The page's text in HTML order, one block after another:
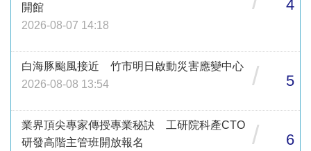
開館
2026-08-07 14:18
4
白海豚颱風接近 竹市明日啟動災害應變中心
2026-08-08 13:54
/ 5
業界頂尖專家傳授專業秘訣 工研院科產CTO
研發高階主管班開放報名
/ 6